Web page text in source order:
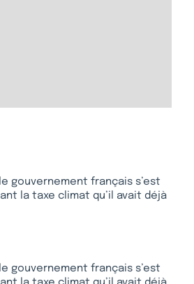
gouvernement français s’est
la taxe climat qu’il avait déjà
gouvernement français s’est